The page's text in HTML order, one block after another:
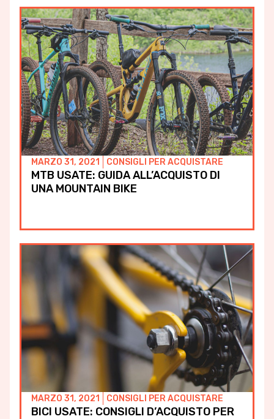
MARZO 31, 2021 CONSIGLI PER ACQUISTARE
MTB USATE: GUIDA ALL’ACQUISTO DI
UNA MOUNTAIN BIKE
MARZO 31, 2021 CONSIGLI PER ACQUISTARE
BICI USATE: CONSIGLI D’ACQUISTO PER